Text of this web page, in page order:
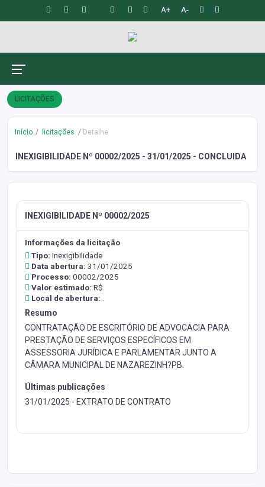
A+ A-
LICITAÇÕES
Início licitações Detalhe
INEXIGIBILIDADE Nº 00002/2025 - 31/01/2025 - CONCLUIDA
INEXIGIBILIDADE Nº 00002/2025
Informações da licitação
Tipo: Inexigibilidade
Data abertura: 31/01/2025
Processo: 00002/2025
Valor estimado: R$
Local de abertura:
Resumo
CONTRATAÇÃO DE ESCRITÓRIO DE ADVOCACIA PARA
PRESTAÇÃO DE SERVIÇOS ESPECÍFICOS EM
ASSESSORIA JURÍDICA E PARLAMENTAR JUNTO A
CÂMARA MUNICIPAL DE NAZAREZINH?PB.
Últimas publicações
31/01/2025 - EXTRATO DE CONTRATO